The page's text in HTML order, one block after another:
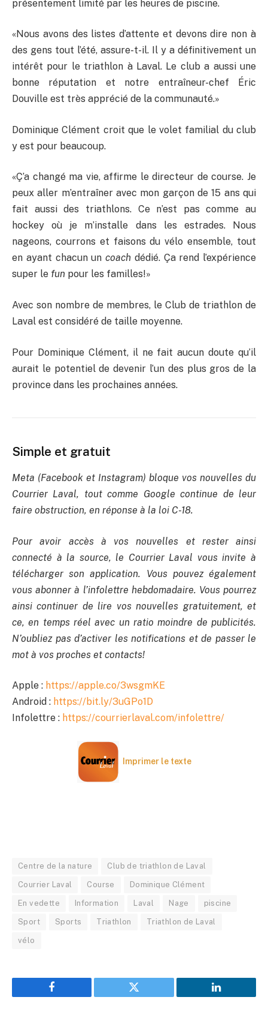
présentement limité par les heures de piscine.
«Nous avons des listes d’attente et devons dire non à
des gens tout l’été, assure-t-il. Il y a définitivement un
intérêt pour le triathlon à Laval. Le club a aussi une
bonne réputation et notre entraîneur-chef Éric
Douville est très apprécié de la communauté.»
Dominique Clément croit que le volet familial du club
y est pour beaucoup.
«Ç’a changé ma vie, affirme le directeur de course. Je
peux aller m’entraîner avec mon garçon de 15 ans qui
fait aussi des triathlons. Ce n’est pas comme au
hockey où je m’installe dans les estrades. Nous
nageons, courrons et faisons du vélo ensemble, tout
en ayant chacun un coach dédié. Ça rend l’expérience
super le fun pour les familles!»
Avec son nombre de membres, le Club de triathlon de
Laval est considéré de taille moyenne.
Pour Dominique Clément, il ne fait aucun doute qu’il
aurait le potentiel de devenir l’un des plus gros de la
province dans les prochaines années.
Simple et gratuit
Meta (Facebook et Instagram) bloque vos nouvelles du
Courrier Laval, tout comme Google continue de leur
faire obstruction, en réponse à la loi C-18.
Pour avoir accès à vos nouvelles et rester ainsi
connecté à la source, le Courrier Laval vous invite à
télécharger son application. Vous pouvez également
vous abonner à l’infolettre hebdomadaire. Vous pourrez
ainsi continuer de lire vos nouvelles gratuitement, et
ce, en temps réel avec un ratio moindre de publicités.
N’oubliez pas d’activer les notifications et de passer le
mot à vos proches et contacts!
Apple : https://apple.co/3wsgmKE
Android : https://bit.ly/3uGPo1D
Infolettre : https://courrierlaval.com/infolettre/
Imprimer le texte
Centre de la nature Club de triathlon de Laval
Courrier Laval Course Dominique Clément
En vedette Information Laval Nage piscine
Sport Sports Triathlon Triathlon de Laval
vélo
Facebook Twitter LinkedIn